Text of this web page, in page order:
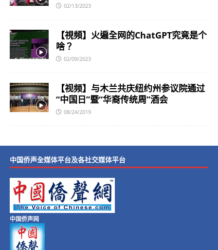
02/13/2023
【視頻】火遍全网的ChatGPT究竟是个
啥？
02/09/2023
【视频】与木兰共庆纽约州参议院通过
“中国日”暨“华裔传统周”酒会
08/24/2019
中国侨声全媒体平台及各社交媒体平台
中国侨声网